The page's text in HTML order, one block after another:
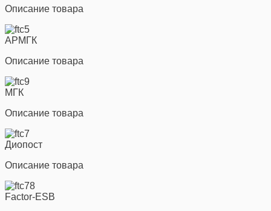
Описание товара
АРМГК
Описание товара
МГК
Описание товара
Диопост
Описание товара
Factor-ESB